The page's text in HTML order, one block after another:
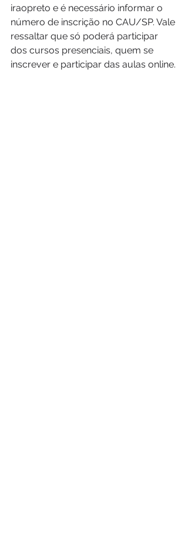
iraopreto e é necessário informar o
número de inscrição no CAU/SP. Vale
ressaltar que só poderá participar
dos cursos presenciais, quem se
inscrever e participar das aulas online.